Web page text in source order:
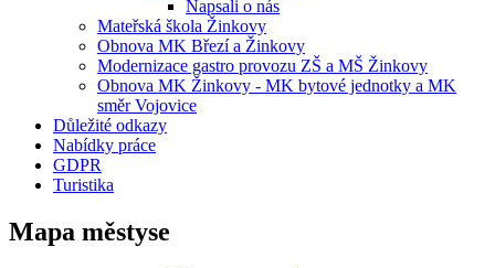
Napsali o nás
Mateřská škola Žinkovy
Obnova MK Březí a Žinkovy
Modernizace gastro provozu ZŠ a MŠ Žinkovy
Obnova MK Žinkovy - MK bytové jednotky a MK
směr Vojovice
Důležité odkazy
Nabídky práce
GDPR
Turistika
Mapa městyse